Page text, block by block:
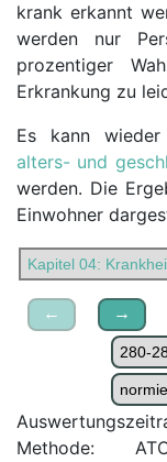
krank erkannt
werden nur
prozentiger
Erkrankung zu
Es kann
alters- und
werden. Die
Einwohner
← →
Methode: